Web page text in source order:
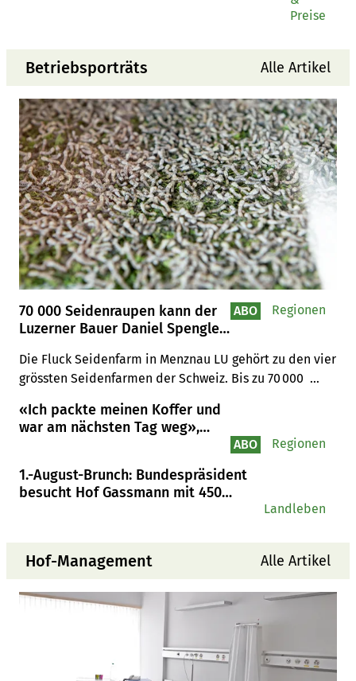
Preise
Betriebsporträts Alle Artikel
70 000 Seidenraupen kann der
Luzerner Bauer Daniel Spengler
Die Fluck Seidenfarm in Menznau LU gehört zu den vier
grössten Seidenfarmen der Schweiz. Bis zu 70 000
aufziehen.
ABO Regionen
«Ich packte meinen Koffer und
war am nächsten Tag weg»,
ABO Regionen
1.-August-Brunch: Bundespräsident
besucht Hof Gassmann mit 450
Landleben
Hof-Management Alle Artikel